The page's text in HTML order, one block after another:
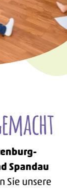
Spandau
Sie unsere